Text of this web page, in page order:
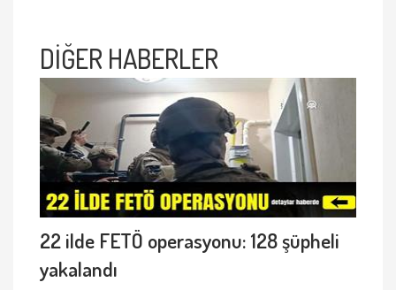
DİĞER HABERLER
22 ilde FETÖ operasyonu: 128 şüpheli
yakalandı